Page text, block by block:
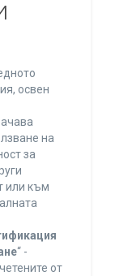
освен
на
за
или към
“ -
от